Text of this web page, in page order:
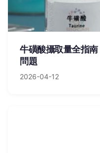
牛磺酸攝取量全指
問題
2026-04-12